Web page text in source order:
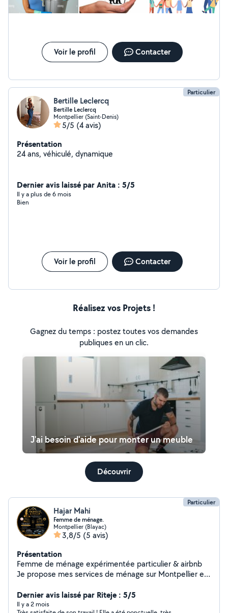
Voir le profil Contacter
Particulier
Bertille Leclercq
Bertille Leclercq
Montpellier (Saint-Denis)
5/5 (4 avis)
Présentation
24 ans, véhiculé, dynamique
Dernier avis laissé par Anita : 5/5
Il y a plus de 6 mois
Bien
Voir le profil Contacter
Réalisez vos Projets !
Gagnez du temps : postez toutes vos demandes
publiques en un clic.
J'ai besoin d'aide pour monter un meuble
Découvrir
Particulier
Hajar Mahi
Femme de ménage.
Montpellier (Blayac)
3,8/5 (5 avis)
Présentation
Femme de ménage expérimentée particulier & airbnb
Je propose mes services de ménage sur Montpellier et
je réalise un nettoyage rapide, efficace et soigné. Je
suis sérieuse, organisée et très attentive aux détails afin
Dernier avis laissé par Riteje : 5/5
Il y a 2 mois